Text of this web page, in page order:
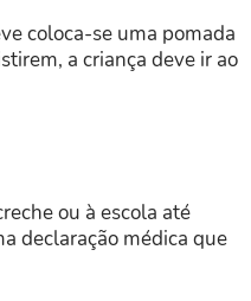
coloca-se uma pomada
a criança deve ir ao
ou à escola até
declaração médica que